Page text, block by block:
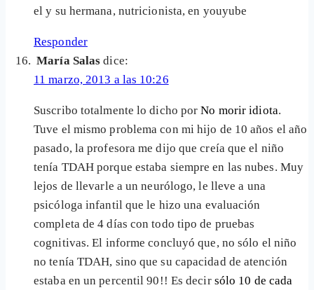
el y su hermana, nutricionista, en youyube
Responder
María Salas dice:
11 marzo, 2013 a las 10:26
Suscribo totalmente lo dicho porNo morir idiota.
Tuve el mismo problema con mi hijo de 10 años el año
pasado, la profesora me dijo que creía que el niño
tenía TDAH porque estaba siempre en las nubes. Muy
lejos de llevarle a un neurólogo, le lleve a una
psicóloga infantil que le hizo una evaluación
completa de 4 días con todo tipo de pruebas
cognitivas. El informe concluyó que, no sólo el niño
no tenía TDAH, sino que su capacidad de atención
estaba en un percentil 90!! Es decir sólo 10 de cada